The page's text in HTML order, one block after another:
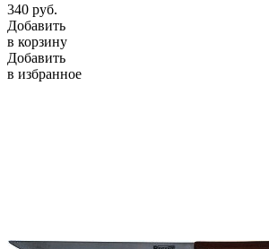
340 руб.
Добавить
в корзину
Добавить
в избранное